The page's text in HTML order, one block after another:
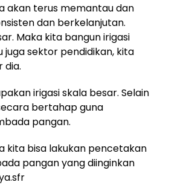
akan terus memantau dan
dan berkelanjutan.
Maka kita bangun irigasi
juga sektor pendidikan, kita
dia.
irigasi skala besar. Selain
bertahap guna
pangan.
kita bisa lakukan pencetakan
pangan yang diinginkan